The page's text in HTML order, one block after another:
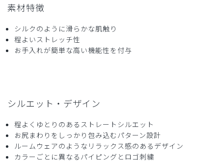
商品：672ジェラート ピケ&クラシコ:パイピングスクラ
役に立った 0
みかん様
年齢:40代 身長:161-165cm 体重: 56-60kg
今回、一度２つ購入しましたが、サイズが合わず、返品をし
てからサイズを１つアップして再購入をしました。どちらも
素材特徴
シルクのように滑らかな肌触り
程よいストレッチ性
お手入れが簡単な高い機能性を付与
シルエット・デザイン
程よくゆとりのあるストレートシルエット
お尻まわりをしっかり包み込むパターン設計
ルームウェアのようなリラックス感のあるデザイン
カラーごとに異なるパイピングとロゴ刺繍